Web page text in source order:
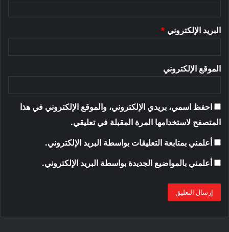
البريد الإلكتروني *
الموقع الإلكتروني
احفظ اسمي، بريدي الإلكتروني، والموقع الإلكتروني في هذا
المتصفح لاستخدامها المرة المقبلة في تعليقي.
أعلمني بمتابعة التعليقات بواسطة البريد الإلكتروني.
أعلمني بالمواضيع الجديدة بواسطة البريد الإلكتروني.